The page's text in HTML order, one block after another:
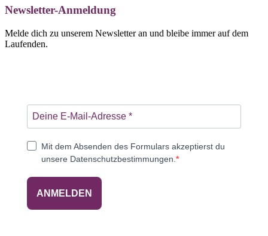
Newsletter-Anmeldung
Melde dich zu unserem Newsletter an und bleibe immer auf dem
Laufenden.
Mit dem Absenden des Formulars akzeptierst du
unsere Datenschutzbestimmungen.
ANMELDEN